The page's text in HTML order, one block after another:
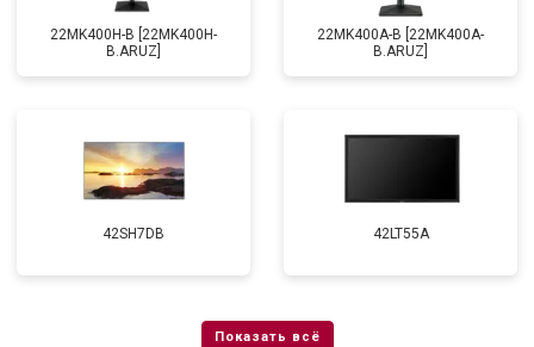
22MK400H-B [22MK400H-
B.ARUZ]
22MK400A-B [22MK400A-
B.ARUZ]
42SH7DB 42LT55A